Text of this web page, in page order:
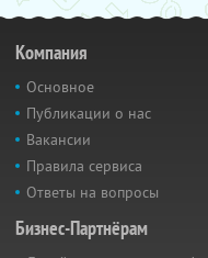
Компания
Основное
Публикации о нас
Вакансии
Правила сервиса
Ответы на вопросы
Бизнес-Партнёрам